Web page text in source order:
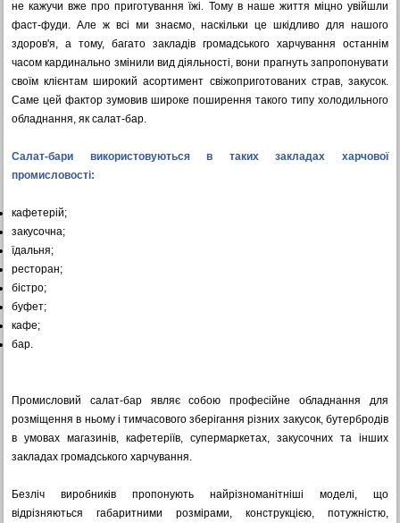
не кажучи вже про приготування їжі. Тому в наше життя міцно увійшли
фаст-фуди. Але ж всі ми знаємо, наскільки це шкідливо для нашого
здоров'я, а тому, багато закладів громадського харчування останнім
часом кардинально змінили вид діяльності, вони прагнуть запропонувати
своїм клієнтам широкий асортимент свіжоприготованих страв, закусок.
Саме цей фактор зумовив широке поширення такого типу холодильного
обладнання, як салат-бар.
Салат-бари використовуються в таких закладах харчової
промисловості:
кафетерій;
закусочна;
їдальня;
ресторан;
бістро;
буфет;
кафе;
бар.
Промисловий салат-бар являє собою професійне обладнання для
розміщення в ньому і тимчасового зберігання різних закусок, бутербродів
в умовах магазинів, кафетеріїв, супермаркетах, закусочних та інших
закладах громадського харчування.
Безліч виробників пропонують найрізноманітніші моделі, що
відрізняються габаритними розмірами, конструкцією, потужністю,